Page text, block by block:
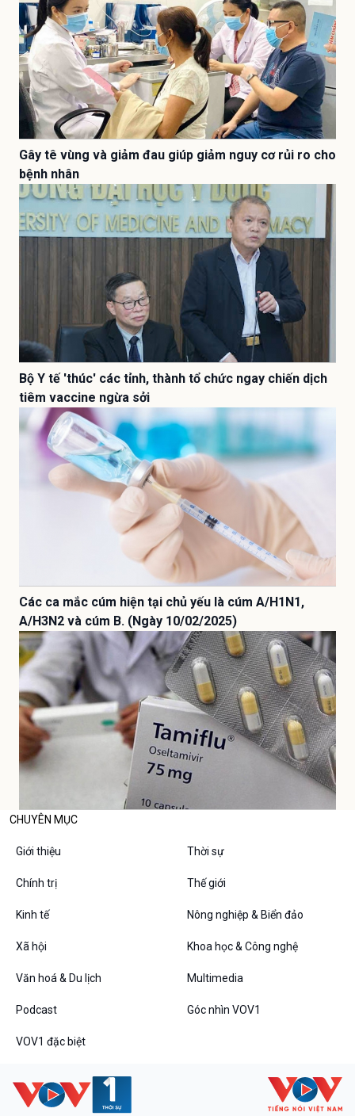
Gây tê vùng và giảm đau giúp giảm nguy cơ rủi ro cho
bệnh nhân
Bộ Y tế 'thúc' các tỉnh, thành tổ chức ngay chiến dịch
tiêm vaccine ngừa sởi
Các ca mắc cúm hiện tại chủ yếu là cúm A/H1N1,
A/H3N2 và cúm B. (Ngày 10/02/2025)
CHUYÊN MỤC
Giới thiệu Thời sự
Chính trị Thế giới
Kinh tế Nông nghiệp & Biển đảo
Xã hội Khoa học & Công nghệ
Văn hoá & Du lịch Multimedia
Podcast Góc nhìn VOV1
VOV1 đặc biệt